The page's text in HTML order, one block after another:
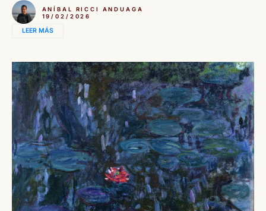
ANÍBAL RICCI ANDUAGA
19/02/2026
LEER MÁS